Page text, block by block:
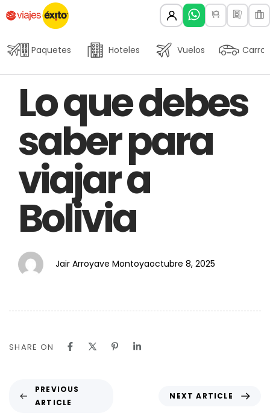
Paquetes Hoteles Vuelos Carros
Lo que debes
saber para
viajar a
Bolivia
Jair Arroyave Montoya
on:
octubre 8, 2025
SHARE ON
PREVIOUS
ARTICLE
NEXT ARTICLE